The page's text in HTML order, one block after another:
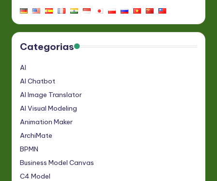
Categorias
AI
AI Chatbot
AI Image Translator
AI Visual Modeling
Animation Maker
ArchiMate
BPMN
Business Model Canvas
C4 Model